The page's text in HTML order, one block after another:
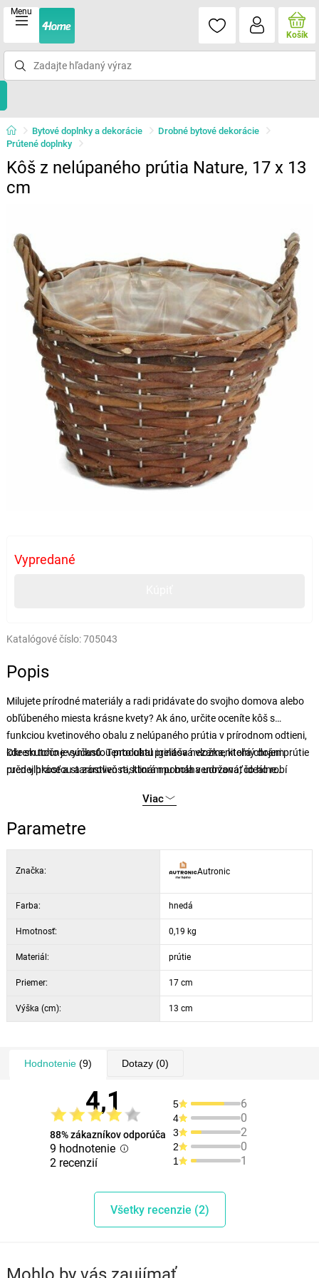
Menu
Košík
Bytové doplnky a dekorácie
Drobné bytové dekorácie
Prútené doplnky
Kôš z nelúpaného prútia Nature, 17 x 13
cm​
Vypredané
Katalógové číslo:705043
Popis
Milujete prírodné materiály a radi pridávate do svojho domova alebo
obľúbeného miesta krásne kvety? Ak áno, určite oceníte kôš s
funkciou kvetinového obalu z nelúpaného prútia v prírodnom odtieni,
kde skutočne vyniknú. Tento obal prináša nezameniteľný dojem
ručnej práce a starostlivosti, ktorá mu bola venovaná, čo ho robí
Okrem toho je súčasťou produktu igelitová vložka, ktorá chráni prútie
pred vlhkosťou a zároveň rastlinám pomáha udržovať ideálne
si do svojho priestoru prinesiete prírodnú krásu a rustikálny vzhľad.
Viac
Parametre
Značka: Autronic
Farba: hnedá
Hmotnosť: 0,19 kg
Materiál: prútie
Priemer: 17 cm
Výška (cm): 13 cm
Hodnotenie(9) Dotazy(0)
4,1
88% zákazníkov odporúča
9 hodnotenie
2 recenzií
5 6
4 0
3 2
2 0
1 1
Všetky recenzie (2)